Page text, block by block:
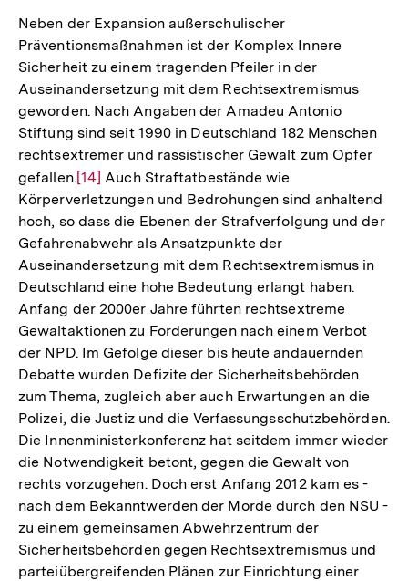
der
Fußnote
Neben der Expansion außerschulischer
Präventionsmaßnahmen ist der Komplex Innere
Sicherheit zu einem tragenden Pfeiler in der
Auseinandersetzung mit dem Rechtsextremismus
geworden. Nach Angaben der Amadeu Antonio
Stiftung sind seit 1990 in Deutschland 182 Menschen
rechtsextremer und rassistischer Gewalt zum Opfer
gefallen.Zur
Auflösung
der
Fußnote
[14] Auch Straftatbestände wie
Körperverletzungen und Bedrohungen sind anhaltend
hoch, so dass die Ebenen der Strafverfolgung und der
Gefahrenabwehr als Ansatzpunkte der
Auseinandersetzung mit dem Rechtsextremismus in
Deutschland eine hohe Bedeutung erlangt haben.
Anfang der 2000er Jahre führten rechtsextreme
Gewaltaktionen zu Forderungen nach einem Verbot
der NPD. Im Gefolge dieser bis heute andauernden
Debatte wurden Defizite der Sicherheitsbehörden
zum Thema, zugleich aber auch Erwartungen an die
Polizei, die Justiz und die Verfassungsschutzbehörden.
Die Innenministerkonferenz hat seitdem immer wieder
die Notwendigkeit betont, gegen die Gewalt von
rechts vorzugehen. Doch erst Anfang 2012 kam es -
nach dem Bekanntwerden der Morde durch den NSU -
zu einem gemeinsamen Abwehrzentrum der
Sicherheitsbehörden gegen Rechtsextremismus und
parteiübergreifenden Plänen zur Einrichtung einer